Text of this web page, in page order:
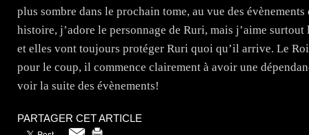
plus sombre dans le prochain tome, au vue des
histoire, j’adore le personnage de Ruri, mais j’aime
et elles vont toujours protéger Ruri quoi qu’il arrive. Le
pour le coup, il commence clairement à avoir une
voir la suite des évènements!
PARTAGER CET ARTICLE